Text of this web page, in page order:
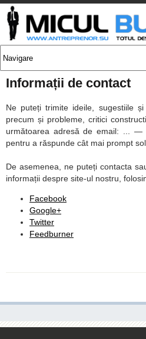
Informații de contact
Ne puteți trimite ideile, sugestiile și
precum și probleme, critici
următoarea adresă de email: ... —
pentru a răspunde cât mai prompt
De asemenea, ne puteți contacta
informații despre site-ul nostru,
Facebook
Google+
Twitter
Feedburner